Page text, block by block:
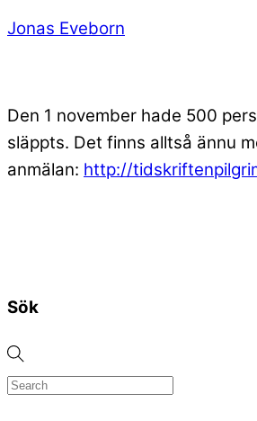
Jonas Eveborn
Den 1 november hade 500
släppts. Det finns alltså ännu
anmälan: http://
Sök